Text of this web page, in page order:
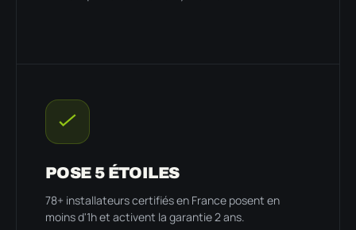
POSE 5 ÉTOILES
78+ installateurs certifiés en France posent en
moins d'1h et activent la garantie 2 ans.